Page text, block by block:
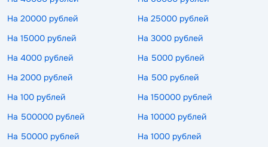
На 20000 рублей
На 25000 рублей
На 15000 рублей
На 3000 рублей
На 4000 рублей
На 5000 рублей
На 2000 рублей
На 500 рублей
На 100 рублей
На 150000 рублей
На 500000 рублей
На 10000 рублей
На 50000 рублей
На 1000 рублей